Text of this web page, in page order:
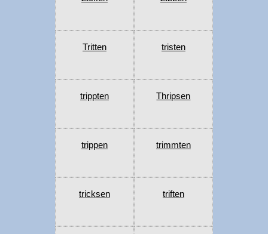
Tritten tristen
trippten Thripsen
trippen trimmten
tricksen triften